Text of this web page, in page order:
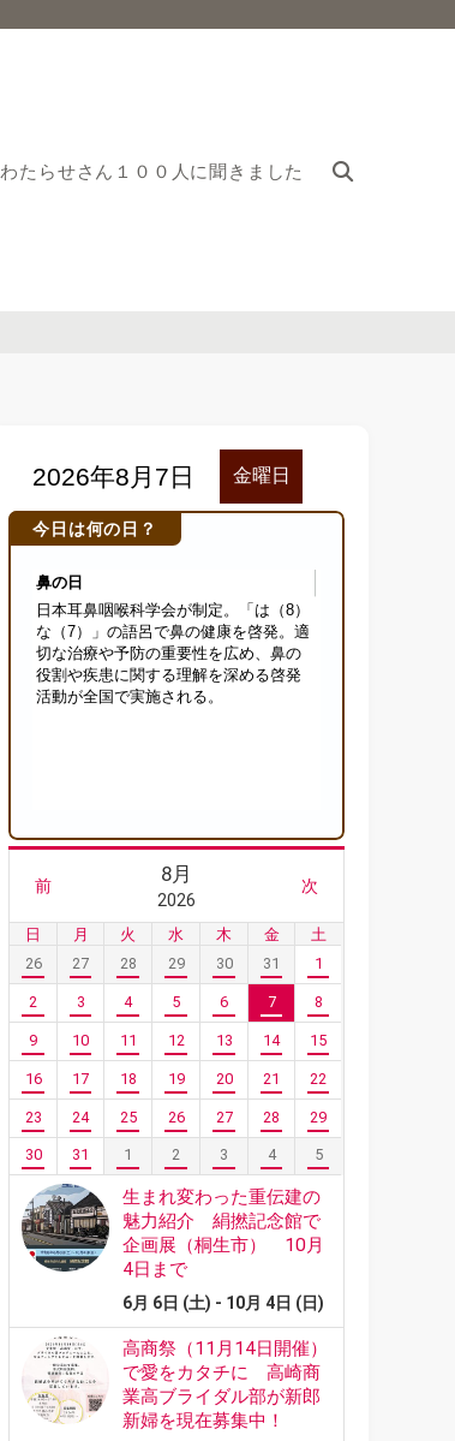
わたらせさん１００人に聞きました
今日は何の日？